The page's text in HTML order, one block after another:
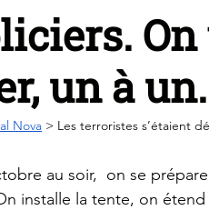
un à un.
Nova > Les terroristes s’étaient
au soir,  on se
installe la tente, on